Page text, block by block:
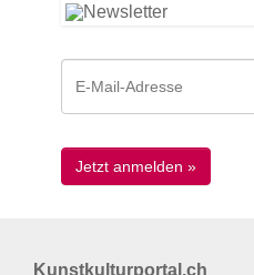
Kunstkulturportal.ch